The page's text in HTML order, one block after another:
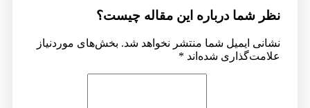
نظر شما درباره این مقاله چیست؟
نشانی ایمیل شما منتشر نخواهد شد. بخش‌های موردنیاز
علامت‌گذاری شده‌اند *